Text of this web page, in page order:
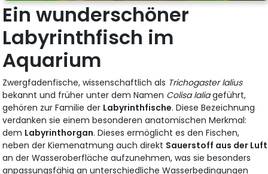
Ein wunderschöner
Labyrinthfisch im
Aquarium
Zwergfadenfische, wissenschaftlich als Trichogaster lalius
bekannt und früher unter dem Namen Colisa laliageführt,
gehören zur Familie der Labyrinthfische. Diese Bezeichnung
verdanken sie einem besonderen anatomischen Merkmal:
dem Labyrinthorgan. Dieses ermöglicht es den Fischen,
neben der Kiemenatmung auch direkt Sauerstoff aus der Luft
an der Wasseroberfläche aufzunehmen, was sie besonders
anpassungsfähig an unterschiedliche Wasserbedingungen